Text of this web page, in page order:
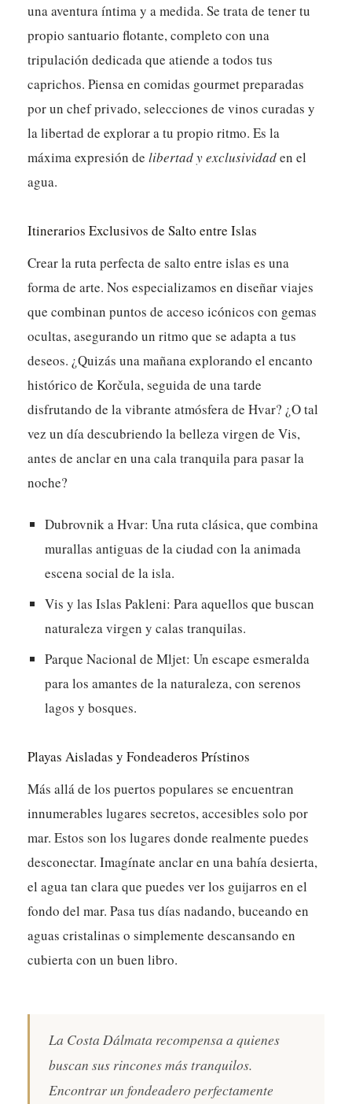
una aventura íntima y a medida. Se trata de tener tu
propio santuario flotante, completo con una
tripulación dedicada que atiende a todos tus
caprichos. Piensa en comidas gourmet preparadas
por un chef privado, selecciones de vinos curadas y
la libertad de explorar a tu propio ritmo. Es la
máxima expresión delibertad y exclusividaden el
agua.
Itinerarios Exclusivos de Salto entre Islas
Crear la ruta perfecta de salto entre islas es una
forma de arte. Nos especializamos en diseñar viajes
que combinan puntos de acceso icónicos con gemas
ocultas, asegurando un ritmo que se adapta a tus
deseos. ¿Quizás una mañana explorando el encanto
histórico de Korčula, seguida de una tarde
disfrutando de la vibrante atmósfera de Hvar? ¿O tal
vez un día descubriendo la belleza virgen de Vis,
antes de anclar en una cala tranquila para pasar la
noche?
Dubrovnik a Hvar: Una ruta clásica, que combina
murallas antiguas de la ciudad con la animada
escena social de la isla.
Vis y las Islas Pakleni: Para aquellos que buscan
naturaleza virgen y calas tranquilas.
Parque Nacional de Mljet: Un escape esmeralda
para los amantes de la naturaleza, con serenos
lagos y bosques.
Playas Aisladas y Fondeaderos Prístinos
Más allá de los puertos populares se encuentran
innumerables lugares secretos, accesibles solo por
mar. Estos son los lugares donde realmente puedes
desconectar. Imagínate anclar en una bahía desierta,
el agua tan clara que puedes ver los guijarros en el
fondo del mar. Pasa tus días nadando, buceando en
aguas cristalinas o simplemente descansando en
cubierta con un buen libro.
La Costa Dálmata recompensa a quienes
buscan sus rincones más tranquilos.
Encontrar un fondeadero perfectamente